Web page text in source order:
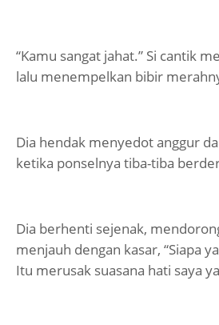
“Kamu sangat jahat.” Si cantik
lalu menempelkan bibir
Dia hendak menyedot anggur
ketika ponselnya tiba-tiba
Dia berhenti sejenak,
menjauh dengan kasar, “Siapa
Itu merusak suasana hati saya